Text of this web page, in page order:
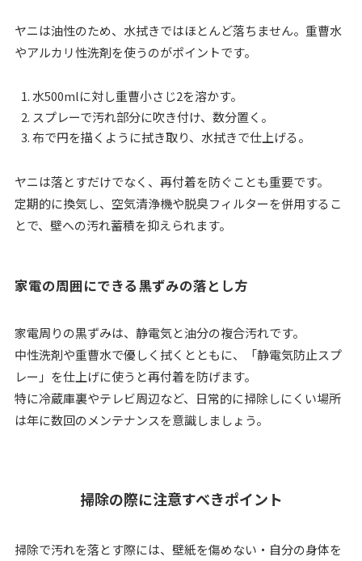
ヤニは油性のため、水拭きではほとんど落ちません。重曹水
やアルカリ性洗剤を使うのがポイントです。
水500mlに対し重曹小さじ2を溶かす。
スプレーで汚れ部分に吹き付け、数分置く。
布で円を描くように拭き取り、水拭きで仕上げる。
ヤニは落とすだけでなく、再付着を防ぐことも重要です。
定期的に換気し、空気清浄機や脱臭フィルターを併用するこ
とで、壁への汚れ蓄積を抑えられます。
家電の周囲にできる黒ずみの落とし方
家電周りの黒ずみは、静電気と油分の複合汚れです。
中性洗剤や重曹水で優しく拭くとともに、「静電気防止スプ
レー」を仕上げに使うと再付着を防げます。
特に冷蔵庫裏やテレビ周辺など、日常的に掃除しにくい場所
は年に数回のメンテナンスを意識しましょう。
掃除の際に注意すべきポイント
掃除で汚れを落とす際には、壁紙を傷めない・自分の身体を